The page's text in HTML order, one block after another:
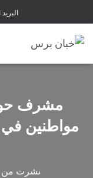
مشرف
مواطنين في
نشرت من